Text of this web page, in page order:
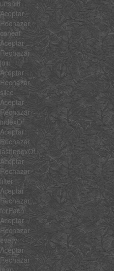
unshift
Aceptar
Rechazar
concat
Aceptar
Rechazar
join
Aceptar
Rechazar
slice
Aceptar
Rechazar
indexOf
Aceptar
Rechazar
lastIndexOf
Aceptar
Rechazar
filter
Aceptar
Rechazar
forEach
Aceptar
Rechazar
every
Aceptar
Rechazar